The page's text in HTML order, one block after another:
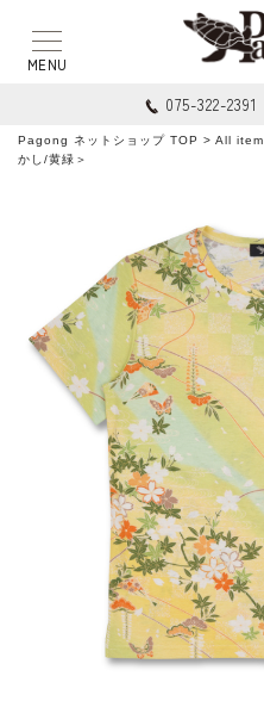
075-322-2391
Pagong ネットショップ TOP > All item
かし/黄緑＞